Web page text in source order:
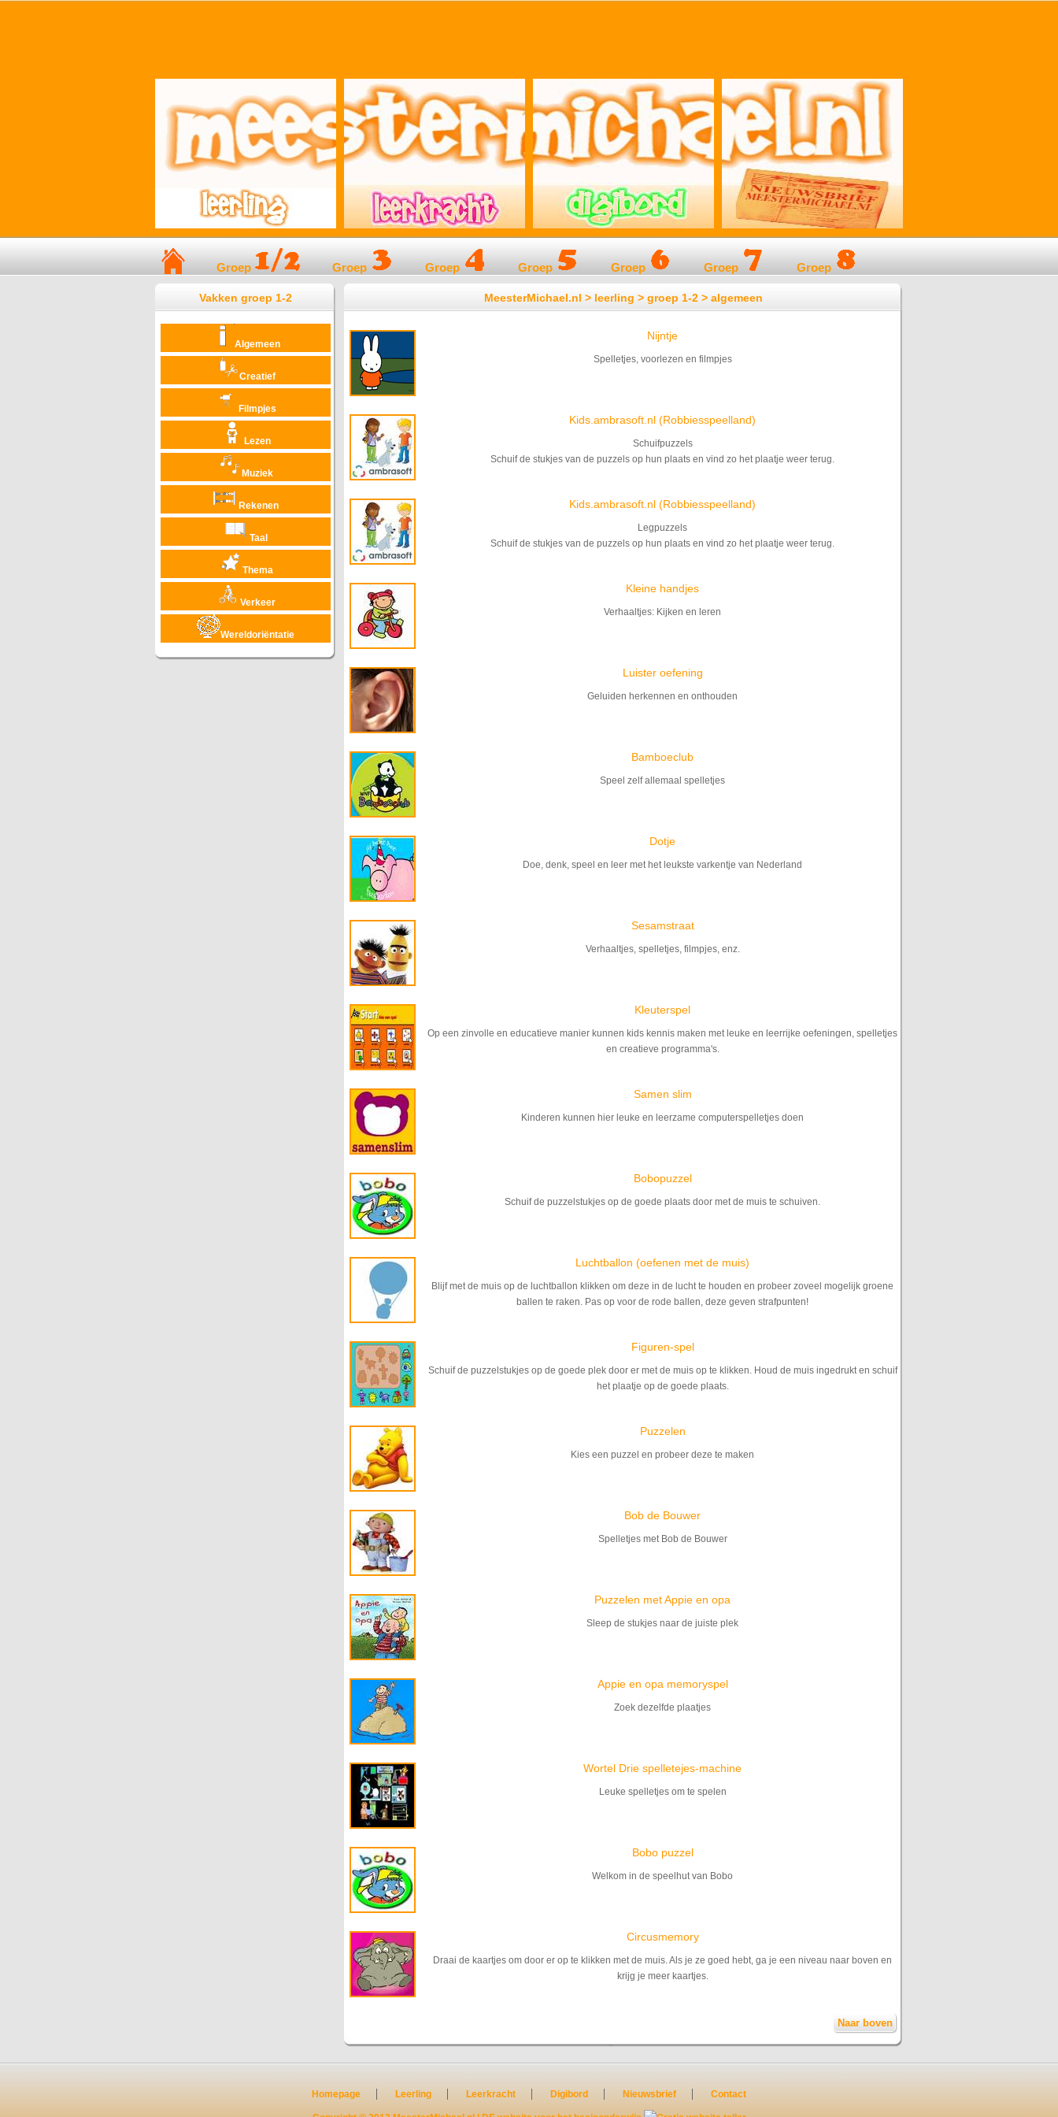
Groep Groep Groep Groep Groep Groep Groep
Vakken groep 1-2
Algemeen
Creatief
Filmpjes
Lezen
Muziek
Rekenen
Taal
Thema
Verkeer
Wereldoriëntatie
MeesterMichael.nl > leerling > groep 1-2 > algemeen
Nijntje
Spelletjes, voorlezen en filmpjes
Kids.ambrasoft.nl (Robbiesspeelland)
Schuifpuzzels
Schuif de stukjes van de puzzels op hun plaats en vind zo het plaatje weer terug.
Kids.ambrasoft.nl (Robbiesspeelland)
Legpuzzels
Schuif de stukjes van de puzzels op hun plaats en vind zo het plaatje weer terug.
Kleine handjes
Verhaaltjes: Kijken en leren
Luister oefening
Geluiden herkennen en onthouden
Bamboeclub
Speel zelf allemaal spelletjes
Dotje
Doe, denk, speel en leer met het leukste varkentje van Nederland
Sesamstraat
Verhaaltjes, spelletjes, filmpjes, enz.
Kleuterspel
Op een zinvolle en educatieve manier kunnen kids kennis maken met leuke en leerrijke oefeningen, spelletjes
en creatieve programma's.
Samen slim
Kinderen kunnen hier leuke en leerzame computerspelletjes doen
Bobopuzzel
Schuif de puzzelstukjes op de goede plaats door met de muis te schuiven.
Luchtballon (oefenen met de muis)
Blijf met de muis op de luchtballon klikken om deze in de lucht te houden en probeer zoveel mogelijk groene
ballen te raken. Pas op voor de rode ballen, deze geven strafpunten!
Figuren-spel
Schuif de puzzelstukjes op de goede plek door er met de muis op te klikken. Houd de muis ingedrukt en schuif
het plaatje op de goede plaats.
Puzzelen
Kies een puzzel en probeer deze te maken
Bob de Bouwer
Spelletjes met Bob de Bouwer
Puzzelen met Appie en opa
Sleep de stukjes naar de juiste plek
Appie en opa memoryspel
Zoek dezelfde plaatjes
Wortel Drie spelletejes-machine
Leuke spelletjes om te spelen
Bobo puzzel
Welkom in de speelhut van Bobo
Circusmemory
Draai de kaartjes om door er op te klikken met de muis. Als je ze goed hebt, ga je een niveau naar boven en
krijg je meer kaartjes.
Naar boven
Homepage Leerling Leerkracht Digibord Nieuwsbrief Contact